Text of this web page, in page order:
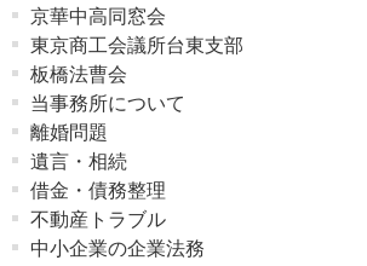
京華中高同窓会
東京商工会議所台東支部
板橋法曹会
当事務所について
離婚問題
遺言・相続
借金・債務整理
不動産トラブル
中小企業の企業法務